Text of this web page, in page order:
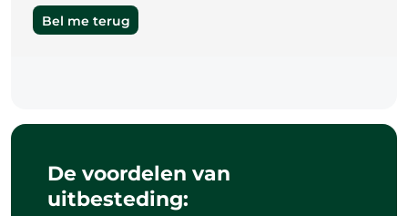
Bel me terug
De voordelen van
uitbesteding: